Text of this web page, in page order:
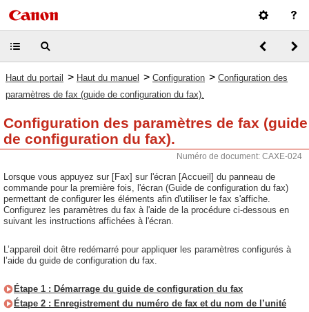
Haut du portail > Haut du manuel > Configuration > Configuration des
paramètres de fax (guide de configuration du fax).
Configuration des paramètres de fax (guide
de configuration du fax).
Numéro de document: CAXE-024
Lorsque vous appuyez sur [Fax] sur l'écran [Accueil] du panneau de
commande pour la première fois, l'écran (Guide de configuration du fax)
permettant de configurer les éléments afin d'utiliser le fax s'affiche.
Configurez les paramètres du fax à l'aide de la procédure ci-dessous en
suivant les instructions affichées à l'écran.
L’appareil doit être redémarré pour appliquer les paramètres configurés à
l’aide du guide de configuration du fax.
Étape 1 : Démarrage du guide de configuration du fax
Étape 2 : Enregistrement du numéro de fax et du nom de l’unité